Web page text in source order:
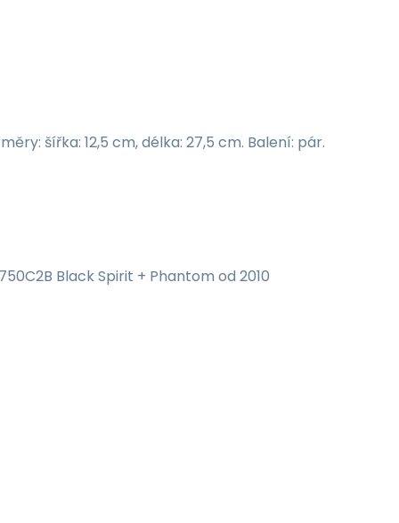
šířka: 12,5 cm, délka: 27,5 cm. Balení: pár.
Black Spirit + Phantom od 2010